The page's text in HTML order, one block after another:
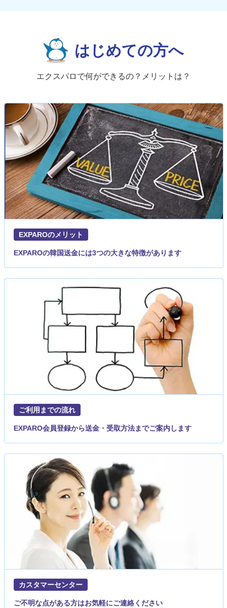
はじめての方へ
エクスパロで何ができるの？メリットは？
EXPAROのメリット
EXPAROの韓国送金には3つの大きな特徴があります
ご利用までの流れ
EXPARO会員登録から送金・受取方法までご案内します
カスタマーセンター
ご不明な点がある方はお気軽にご連絡ください